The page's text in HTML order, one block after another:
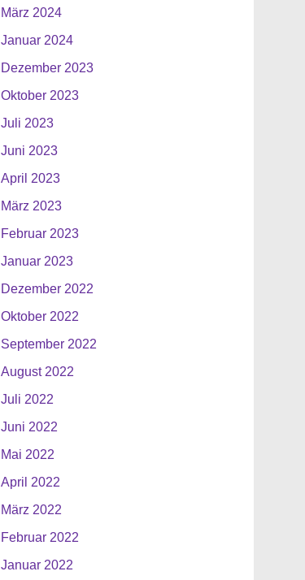
März 2024
Januar 2024
Dezember 2023
Oktober 2023
Juli 2023
Juni 2023
April 2023
März 2023
Februar 2023
Januar 2023
Dezember 2022
Oktober 2022
September 2022
August 2022
Juli 2022
Juni 2022
Mai 2022
April 2022
März 2022
Februar 2022
Januar 2022